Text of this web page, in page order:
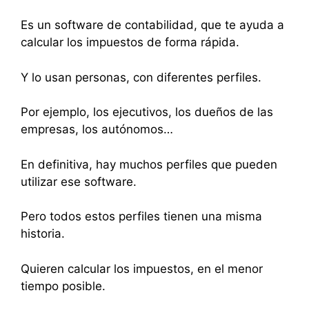
Es un software de contabilidad, que te ayuda a
calcular los impuestos de forma rápida.
Y lo usan personas, con diferentes perfiles.
Por ejemplo, los ejecutivos, los dueños de las
empresas, los autónomos…
En definitiva, hay muchos perfiles que pueden
utilizar ese software.
Pero todos estos perfiles tienen una misma
historia.
Quieren calcular los impuestos, en el menor
tiempo posible.